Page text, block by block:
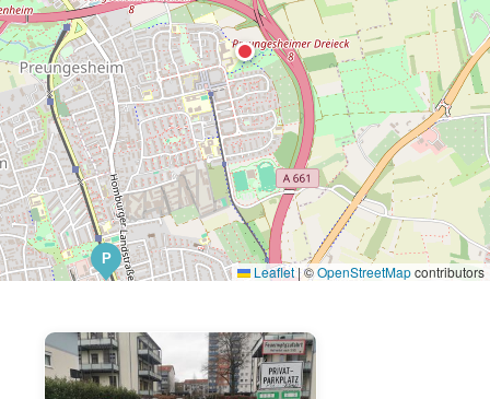
P
Leaflet |©OpenStreetMapcontributors